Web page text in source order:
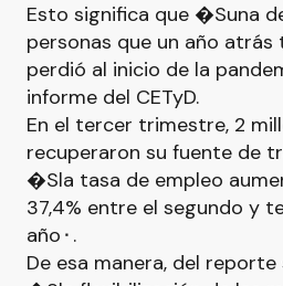
Esto significa que �Suna
personas que un año atrás
perdió al inicio de la
informe del CETyD.
En el tercer trimestre, 2
recuperaron su fuente de
�Sla tasa de empleo
37,4% entre el segundo y
año⬝.
De esa manera, del